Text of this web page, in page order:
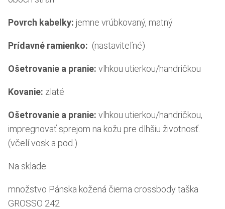
Povrch kabelky: jemne vrúbkovaný, matný
Prídavné ramienko: (nastaviteľné)
Ošetrovanie a pranie: vlhkou utierkou/handričkou
Kovanie: zlaté
Ošetrovanie a pranie: vlhkou utierkou/handričkou,
impregnovať sprejom na kožu pre dlhšiu životnosť.
(včelí vosk a pod.)
Na sklade
množstvo Pánska kožená čierna crossbody taška
GROSSO 242